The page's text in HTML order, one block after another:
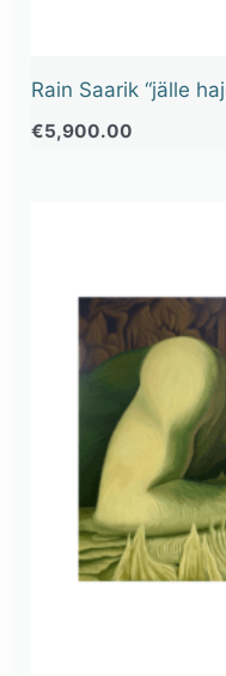
Rain Saarik “jälle
€5,900.00